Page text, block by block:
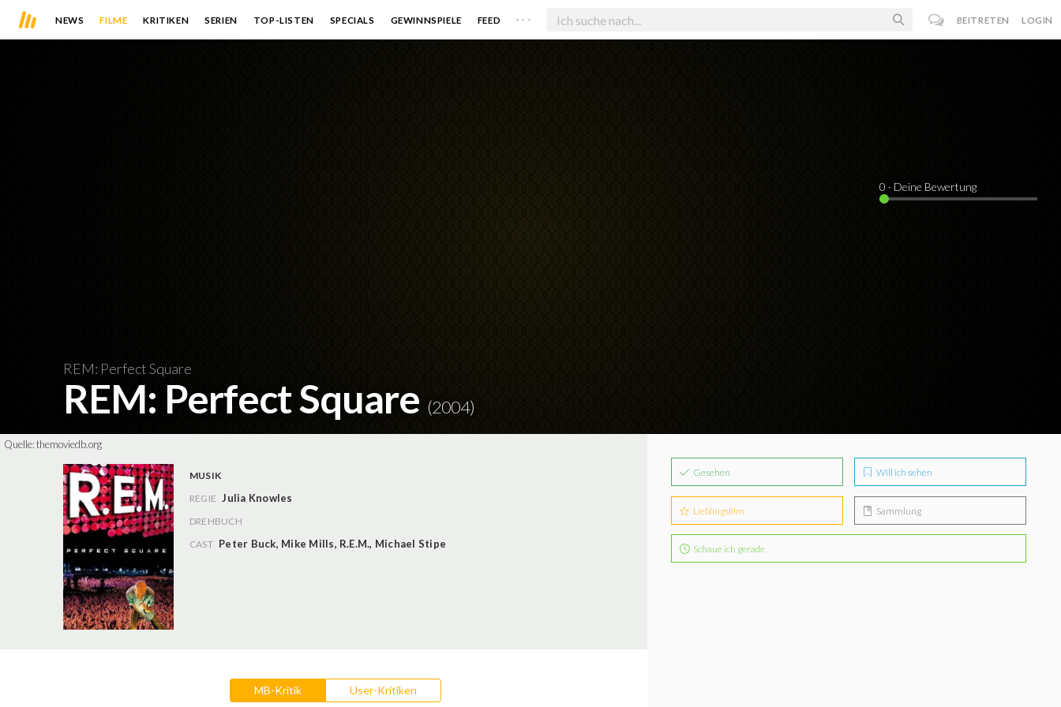
NEWS FILME KRITIKEN SERIEN TOP-LISTEN SPECIALS GEWINNSPIELE FEED . . . BEITRETEN LOGIN
REM: Perfect Square
REM: Perfect Square (2004)
0 · Deine Bewertung
Quelle:themoviedb.org
MUSIK
REGIE Julia Knowles
DREHBUCH
CAST Peter Buck, Mike Mills, R.E.M., Michael Stipe
MB-Kritik User-Kritiken
Gesehen Will ich sehen
Lieblingsfilm Sammlung
Schaue ich gerade